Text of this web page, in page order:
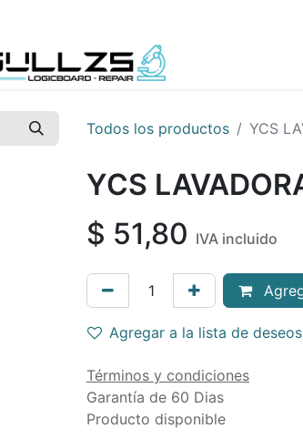
Todos los productos YCS
YCS
$ 51,80 IVA incluido
Agregar a la lista de deseos
Términos y condiciones
Garantía de 60 Dias
Producto disponible